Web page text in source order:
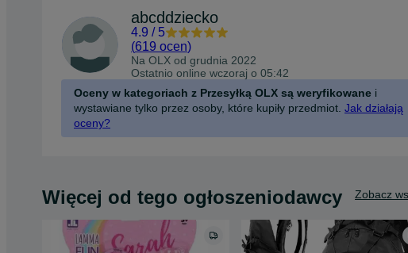
abcddziecko
4.9 / 5
(619 ocen)
Na OLX od grudnia 2022
Ostatnio online wczoraj o 05:42
Oceny w kategoriach z Przesyłką OLX są weryfikowane i
wystawiane tylko przez osoby, które kupiły przedmiot. Jak działają
oceny?
Więcej od tego ogłoszeniodawcy Zobacz